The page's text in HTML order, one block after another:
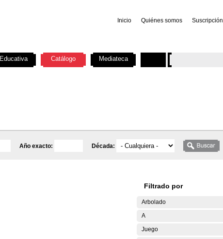
Inicio Quiénes somos Suscripción
Año exacto: Década:
Filtrado por
Arbolado
A
Juego
Educativa Catálogo Mediateca